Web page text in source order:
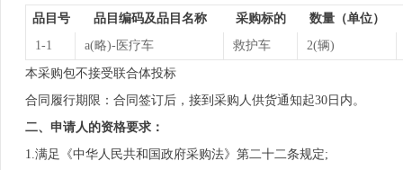
品目号 品目编码及品目名称 采购标的
数量（单位）
1-1
a(略)-医疗车 救护车 2(辆)
本采购包不接受联合体投标
合同履行期限：合同签订后，接到采购人供货通知起30日内。
二、申请人的资格要求：
1.满足《中华人民共和国政府采购法》第二十二条规定;